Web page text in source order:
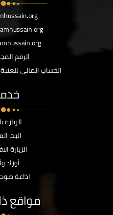
الرقم
الحساب المالي
الزيارة
البث
الزيارة
أوراد
اذاعة
مواقع